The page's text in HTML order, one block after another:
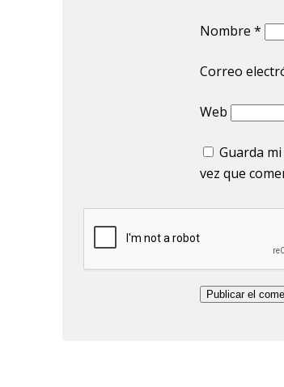
Nombre *
Correo
Web
Guarda
vez que